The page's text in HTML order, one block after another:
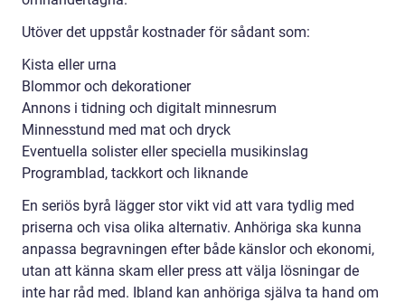
Utöver det uppstår kostnader för sådant som:
Kista eller urna
Blommor och dekorationer
Annons i tidning och digitalt minnesrum
Minnesstund med mat och dryck
Eventuella solister eller speciella musikinslag
Programblad, tackkort och liknande
En seriös byrå lägger stor vikt vid att vara tydlig med
priserna och visa olika alternativ. Anhöriga ska kunna
anpassa begravningen efter både känslor och ekonomi,
utan att känna skam eller press att välja lösningar de
inte har råd med. Ibland kan anhöriga själva ta hand om